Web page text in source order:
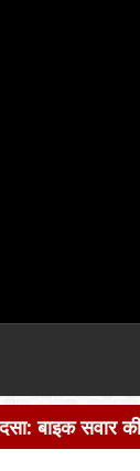
सवार की